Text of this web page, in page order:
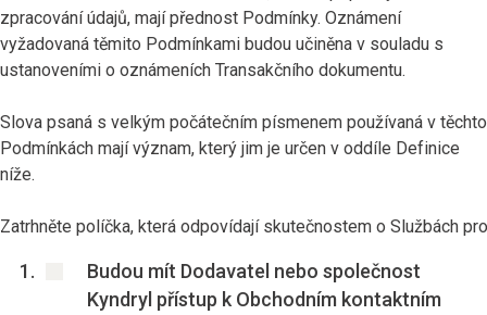
zpracování údajů, mají přednost Podmínky. Oznámení
vyžadovaná těmito Podmínkami budou učiněna v souladu s
ustanoveními o oznámeních Transakčního dokumentu.
Slova psaná s velkým počátečním písmenem používaná v těchto
Podmínkách mají význam, který jim je určen v oddíle Definice
níže.
Zatrhněte políčka, která odpovídají skutečnostem o Službách
Budou mít Dodavatel nebo společnost
Kyndryl přístup k Obchodním kontaktním